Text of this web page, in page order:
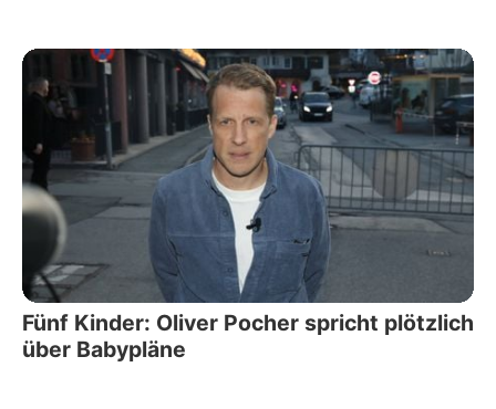
Fünf Kinder: Oliver Pocher spricht plötzlich
über Babypläne